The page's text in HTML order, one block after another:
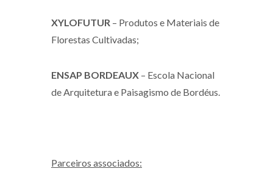
XYLOFUTUR – Produtos e Materiais de
Florestas Cultivadas;
ENSAP BORDEAUX – Escola Nacional
de Arquitetura e Paisagismo de Bordéus.
Parceiros associados: